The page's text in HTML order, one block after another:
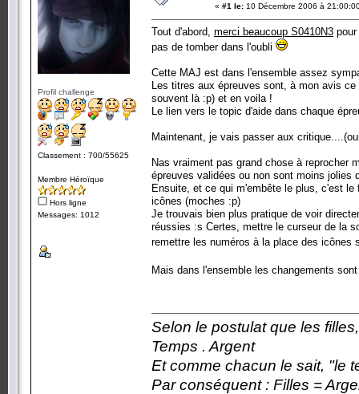
Profil challenge
Classement : 700/55625
Membre Héroïque
Hors ligne
Messages: 1012
« #1 le: 10 Décembre 2006 à
Tout d'abord, merci beaucoup S0410N3
pas de tomber dans l'oubli
Cette MAJ est dans l'ensemble assez
Les titres aux épreuves sont, à mon avis
souvent là :p) et en voila !
Le lien vers le topic d'aide dans chaque
Maintenant, je vais passer aux
Nas vraiment pas grand chose à reprocher
épreuves validées ou non sont moins jolies
Ensuite, et ce qui m'embête le plus, c'est
icônes (moches :p)
Je trouvais bien plus pratique de voir
réussies :s Certes, mettre le curseur de la
remettre les numéros à la place des
Mais dans l'ensemble les changements
Selon le postulat que les
Temps . Argent
Et comme chacun le sait, "le
Par conséquent : Filles =